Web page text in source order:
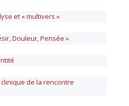
et « multivers »
Douleur, Pensée »
clinique de la rencontre